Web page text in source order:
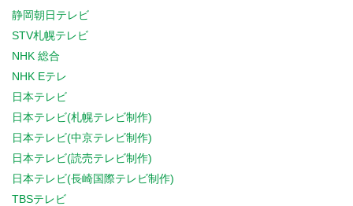
静岡朝日テレビ
STV札幌テレビ
NHK 総合
NHK Eテレ
日本テレビ
日本テレビ(札幌テレビ制作)
日本テレビ(中京テレビ制作)
日本テレビ(読売テレビ制作)
日本テレビ(長崎国際テレビ制作)
TBSテレビ